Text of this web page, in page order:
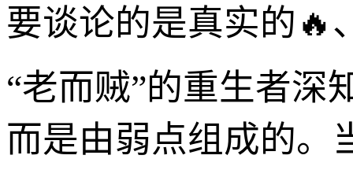
要谈论的是真实的🔥
“老而贼”的重生者深
而是由弱点组成的。